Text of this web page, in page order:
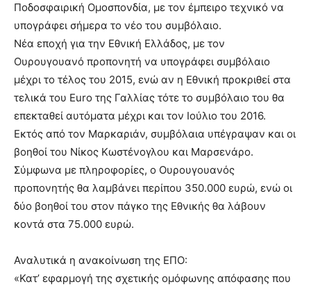
Ποδοσφαιρική Ομοσπονδία, με τον έμπειρο τεχνικό να
υπογράφει σήμερα το νέο του συμβόλαιο.
Νέα εποχή για την Εθνική Ελλάδος, με τον
Ουρουγουανό προπονητή να υπογράφει συμβόλαιο
μέχρι το τέλος του 2015, ενώ αν η Εθνική προκριθεί στα
τελικά του Euro της Γαλλίας τότε το συμβόλαιο του θα
επεκταθεί αυτόματα μέχρι και τον Ιούλιο του 2016.
Εκτός από τον Μαρκαριάν, συμβόλαια υπέγραψαν και οι
βοηθοί του Νίκος Κωστένογλου και Μαρσενάρο.
Σύμφωνα με πληροφορίες, ο Ουρουγουανός
προπονητής θα λαμβάνει περίπου 350.000 ευρώ, ενώ οι
δύο βοηθοί του στον πάγκο της Εθνικής θα λάβουν
κοντά στα 75.000 ευρώ.
Αναλυτικά η ανακοίνωση της ΕΠΟ:
«Κατ’ εφαρμογή της σχετικής ομόφωνης απόφασης που